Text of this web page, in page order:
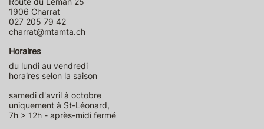
1906 Charrat
027 205 79 42
charrat@mtamta.ch
Horaires
du lundi au vendredi
horaires selon la saison
samedi d'avril à octobre
uniquement à St-Léonard,
7h > 12h - après-midi fermé